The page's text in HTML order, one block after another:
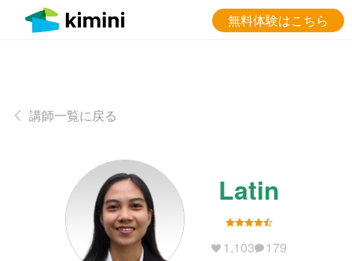
無料体験はこちら
講師一覧に戻る
Latin
1,103 179